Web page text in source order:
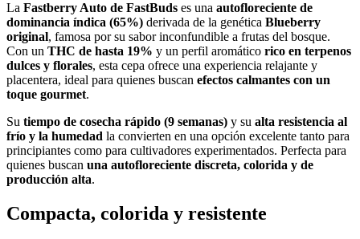
La Fastberry Auto de FastBuds es una autofloreciente de
dominancia índica (65%) derivada de la genética Blueberry
original, famosa por su sabor inconfundible a frutas del bosque.
Con un THC de hasta 19% y un perfil aromático rico en terpenos
dulces y florales, esta cepa ofrece una experiencia relajante y
placentera, ideal para quienes buscan efectos calmantes con un
toque gourmet.
Su tiempo de cosecha rápido (9 semanas) y su alta resistencia al
frío y la humedad la convierten en una opción excelente tanto para
principiantes como para cultivadores experimentados. Perfecta para
quienes buscan una autofloreciente discreta, colorida y de
producción alta.
Compacta, colorida y resistente